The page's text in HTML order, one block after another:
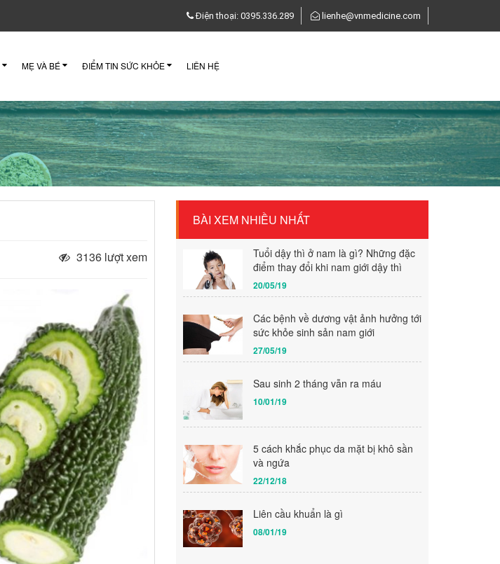
Điện thoại: 0395.336.289 lienhe@vnmedicine.com
MẸ VÀ BÉ ĐIỂM TIN SỨC KHỎE LIÊN HỆ
3136 lượt xem
BÀI XEM NHIỀU NHẤT
Tuổi dậy thì ở nam là gì? Những đặc
điểm thay đổi khi nam giới dậy thì
20/05/19
Các bệnh về dương vật ảnh hưởng tới
sức khỏe sinh sản nam giới
27/05/19
Sau sinh 2 tháng vẫn ra máu
10/01/19
5 cách khắc phục da mặt bị khô sần
và ngứa
22/12/18
Liên cầu khuẩn là gì
08/01/19